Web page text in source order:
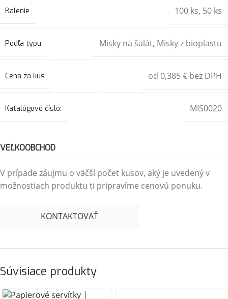
Balenie 100 ks, 50 ks
Podľa typu Misky na šalát, Misky z bioplastu
Cena za kus od 0,385 € bez DPH
Katalógové číslo: MIS0020
VEĽKOOBCHOD
V prípade záujmu o väčší počet kusov, aký je uvedený v
možnostiach produktu ti pripravíme cenovú ponuku.
KONTAKTOVAŤ
Súvisiace produkty